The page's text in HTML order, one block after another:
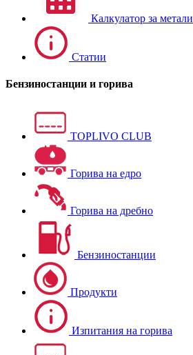
Калкулатор за метали
Статии
Бензиностанции и горива
TOPLIVO CLUB
Горива на едро
Горива на дребно
Бензиностанции
Продукти
Изпитания на горива